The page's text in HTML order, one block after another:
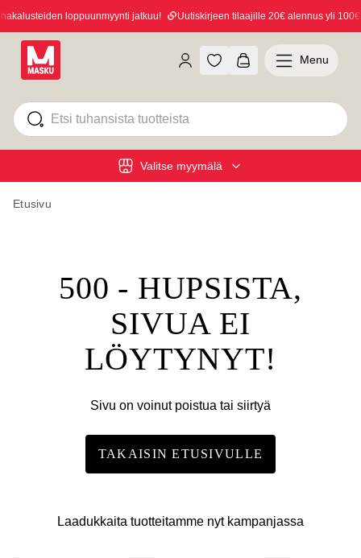
loppuunmyynti jatkuu! Uutiskirjeen tilaajille 20€ alennus yli 100€
Valitse myymälä
Menu
Etusivu
500 - HUPSISTA,
SIVUA EI
LÖYTYNYT!
Sivu on voinut poistua tai siirtyä
TAKAISIN ETUSIVULLE
Laadukkaita tuotteitamme nyt kampanjassa